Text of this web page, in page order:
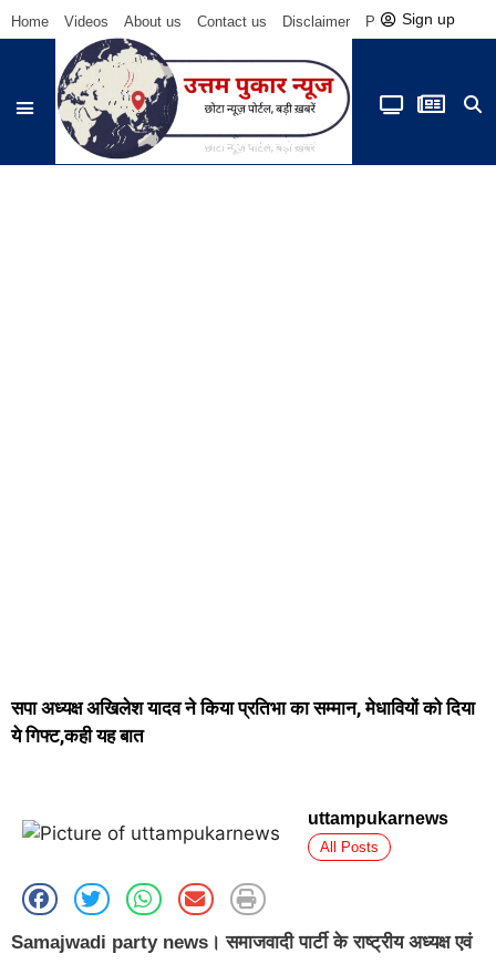
Home Videos About us Contact us Disclaimer Privacy Policy
Sign up
सपा अध्यक्ष अखिलेश यादव ने किया प्रतिभा का सम्मान, मेधावियों को दिया
ये गिफ्ट,कही यह बात
uttampukarnews
All Posts
Samajwadi party news। समाजवादी पार्टी के राष्ट्रीय अध्यक्ष एवं